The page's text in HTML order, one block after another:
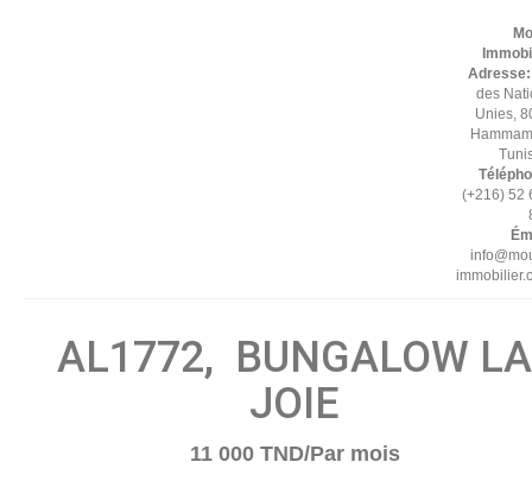
des
Unies,
(+216) 52
AL1772, BUNGALOW LA
JOIE
11 000 TND/Par mois